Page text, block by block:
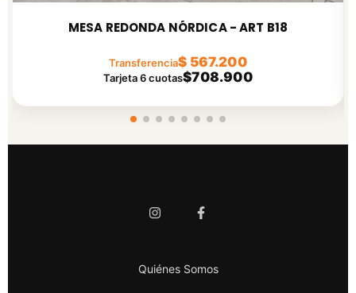
MESA REDONDA NÓRDICA - ART B18
Transferencia$ 567.200
Tarjeta 6 cuotas$708.900
Quiénes Somos